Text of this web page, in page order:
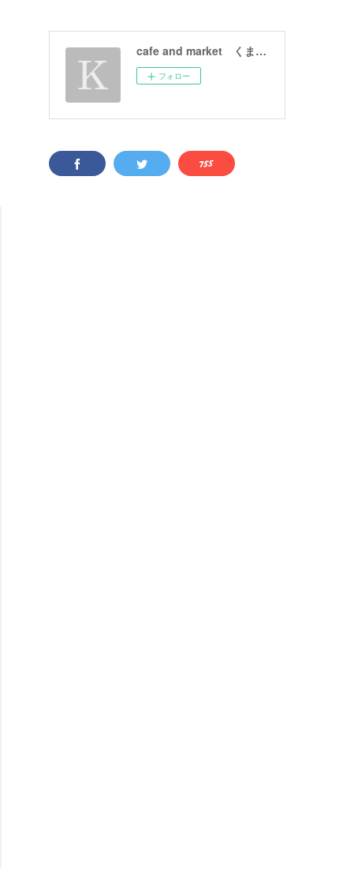
cafe and market くまと文鳥
フォロー